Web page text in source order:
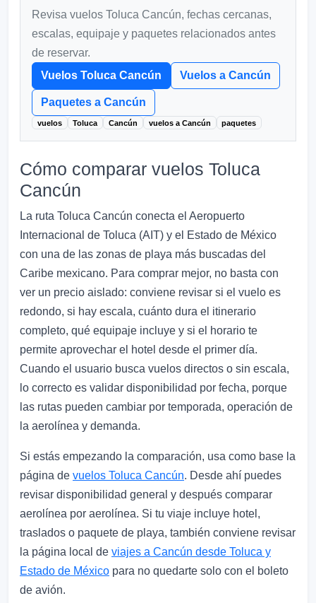
Revisa vuelos Toluca Cancún, fechas cercanas,
escalas, equipaje y paquetes relacionados antes
de reservar.
Vuelos Toluca Cancún
Vuelos a Cancún
Paquetes a Cancún
vuelos Toluca Cancún vuelos a Cancún paquetes
Cómo comparar vuelos Toluca
Cancún
La ruta Toluca Cancún conecta el Aeropuerto
Internacional de Toluca (AIT) y el Estado de México
con una de las zonas de playa más buscadas del
Caribe mexicano. Para comprar mejor, no basta con
ver un precio aislado: conviene revisar si el vuelo es
redondo, si hay escala, cuánto dura el itinerario
completo, qué equipaje incluye y si el horario te
permite aprovechar el hotel desde el primer día.
Cuando el usuario busca vuelos directos o sin escala,
lo correcto es validar disponibilidad por fecha, porque
las rutas pueden cambiar por temporada, operación de
la aerolínea y demanda.
Si estás empezando la comparación, usa como base la
página de vuelos Toluca Cancún. Desde ahí puedes
revisar disponibilidad general y después comparar
aerolínea por aerolínea. Si tu viaje incluye hotel,
traslados o paquete de playa, también conviene revisar
la página local de viajes a Cancún desde Toluca y
Estado de México para no quedarte solo con el boleto
de avión.